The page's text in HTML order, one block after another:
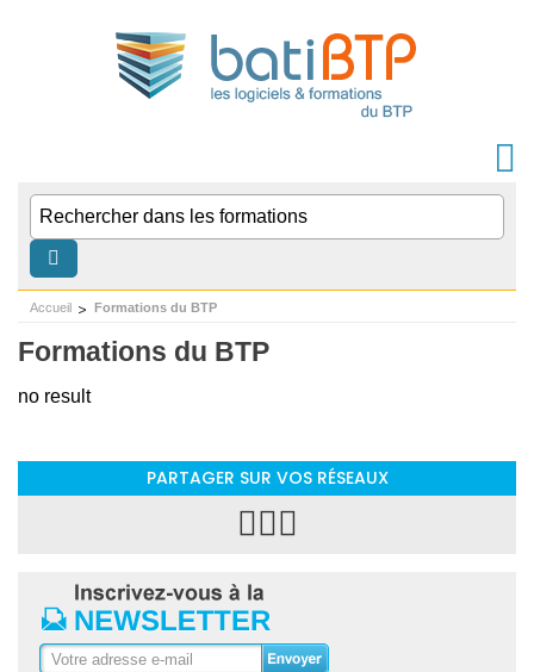
Accueil Formations du BTP
Formations du BTP
no result
PARTAGER SUR VOS RÉSEAUX